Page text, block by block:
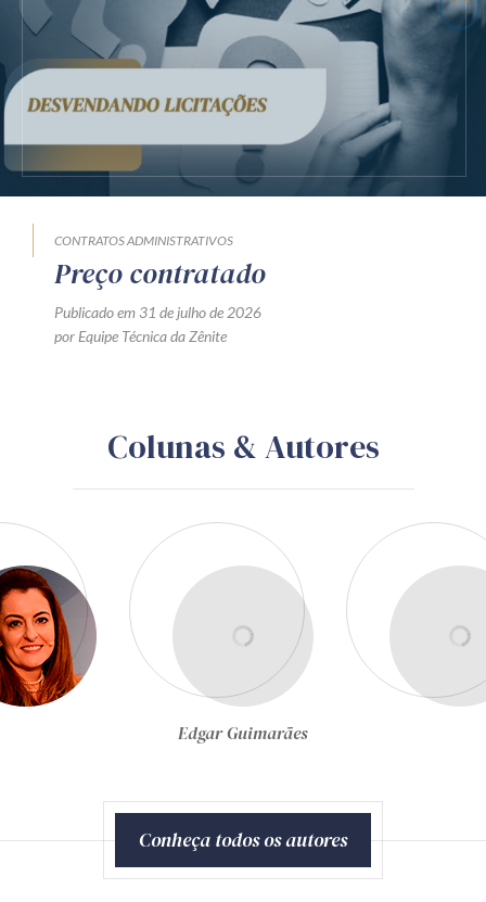
CONTRATOS ADMINISTRATIVOS
Preço contratado
Publicado em 31 de julho de 2026
por Equipe Técnica da Zênite
Colunas & Autores
Egon Bockmann Moreira
Conheça todos os autores